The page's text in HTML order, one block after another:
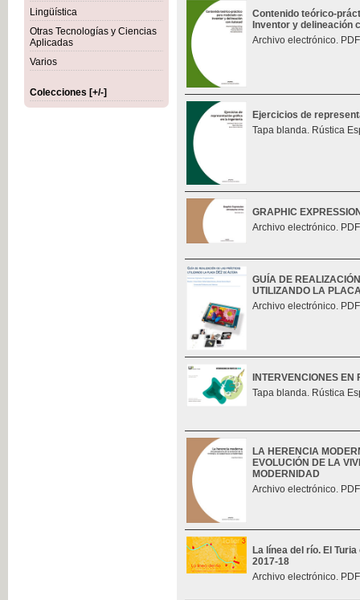
Lingüística
Otras Tecnologías y Ciencias
Aplicadas
Varios
Colecciones [+/-]
Contenido teórico-
Inventor y delineación
Archivo electrónico.
Ejercicios de
Tapa blanda. Rústica
GRAPHIC
Archivo electrónico.
GUÍA DE
UTILIZANDO LA
Archivo electrónico.
INTERVENCIONES
Tapa blanda. Rústica
LA HERENCIA
EVOLUCIÓN DE LA
MODERNIDAD
Archivo electrónico.
La línea del río. El
2017-18
Archivo electrónico.